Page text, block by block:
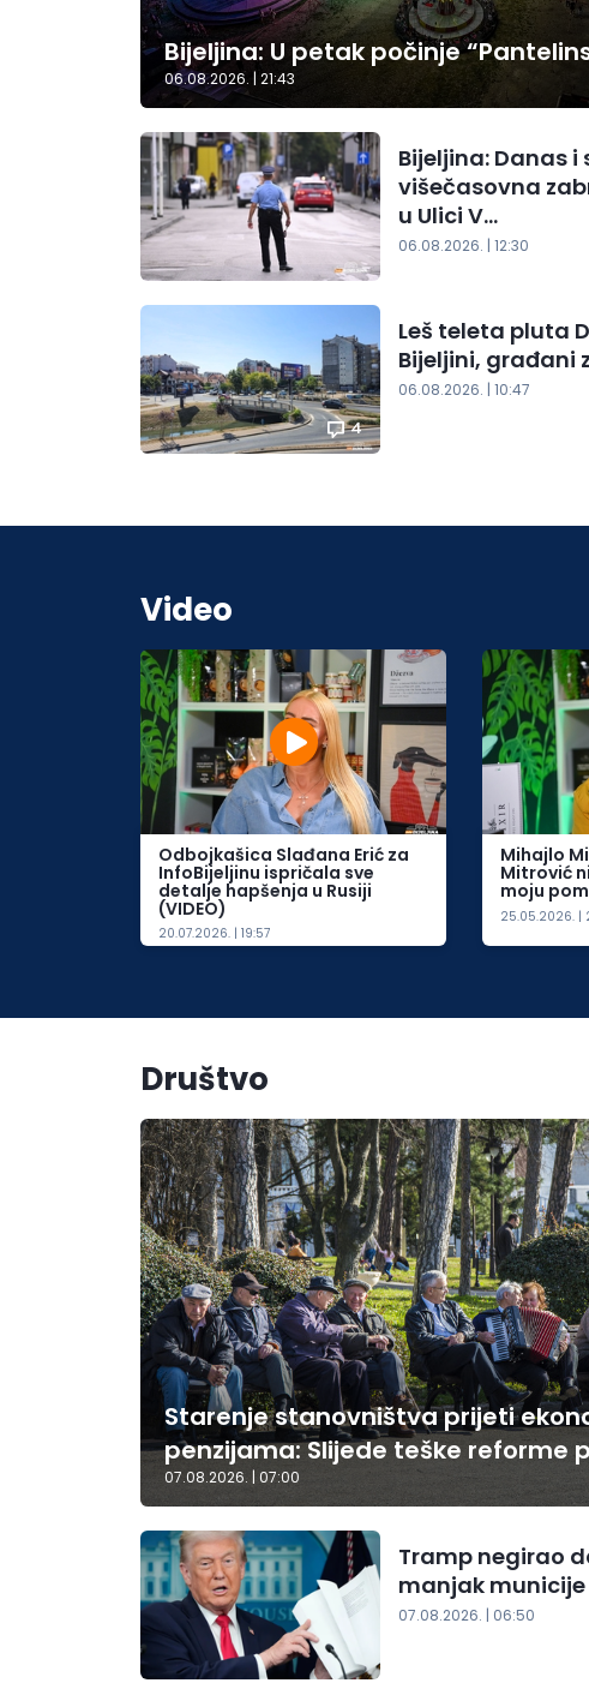
Bijeljina: U petak počinje
06.08.2026. | 21:43
Bijeljina: Danas i
višečasovna
u Ulici V...
06.08.2026. | 12:30
4
Leš teleta pluta
Bijeljini, građani
06.08.2026. | 10:47
Video
Odbojkašica Slađana Erić za
InfoBijeljinu ispričala sve
detalje hapšenja u Rusiji
(VIDEO)
20.07.2026. | 19:57
Mihajlo
Mitrović
moju
25.05.2026. |
Društvo
Starenje stanovništva prijeti
penzijama: Slijede teške reforme
07.08.2026. | 07:00
Tramp negirao
manjak municije
07.08.2026. | 06:50